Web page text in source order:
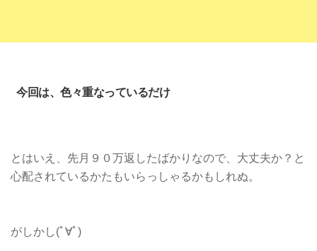
今回は、色々重なっているだけ
とはいえ、先月９０万返したばかりなので、大丈夫か？と
心配されているかたもいらっしゃるかもしれぬ。
がしかし(ﾟ∀ﾟ)